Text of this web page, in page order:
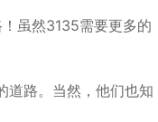
虽然3135需要更多的
道路。当然，他们也知